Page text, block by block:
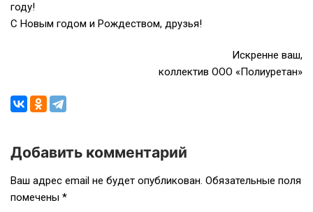
году!
С Новым годом и Рождеством, друзья!
Искренне ваш,
коллектив ООО «Полиуретан»
Навигация
по
Добавить комментарий
Ваш адрес email не будет опубликован. Обязательные поля
помечены *